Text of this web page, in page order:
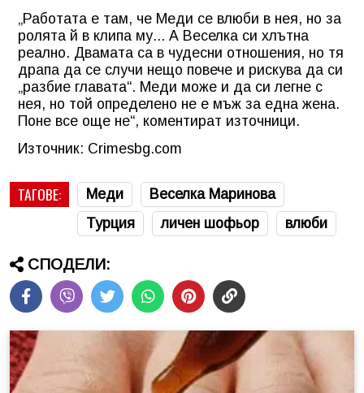
„Работата е там, че Меди се влюби в нея, но за
ролята й в клипа му... А Веселка си хлътна
реално. Двамата са в чудесни отношения, но тя
драпа да се случи нещо повече и рискува да си
„разбие главата“. Меди може и да си легне с
нея, но той определено не е мъж за една жена.
Поне все още не“, коментират източници.
Източник: Crimesbg.com
ТАГОВЕ: Меди
Веселка Маринова
Турция
личен шофьор влюби
СПОДЕЛИ: